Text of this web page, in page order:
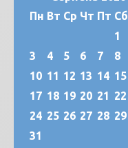
Пн Вт Ср Чт Пт Сб
1
3
4 5 6 7 8
10 11 12 13 14 15
17 18 19 20 21 22
24 25 26 27 28 29
31